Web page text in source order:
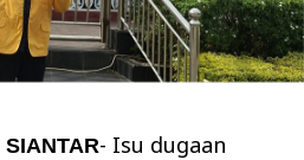
SIANTAR- Isu dugaan